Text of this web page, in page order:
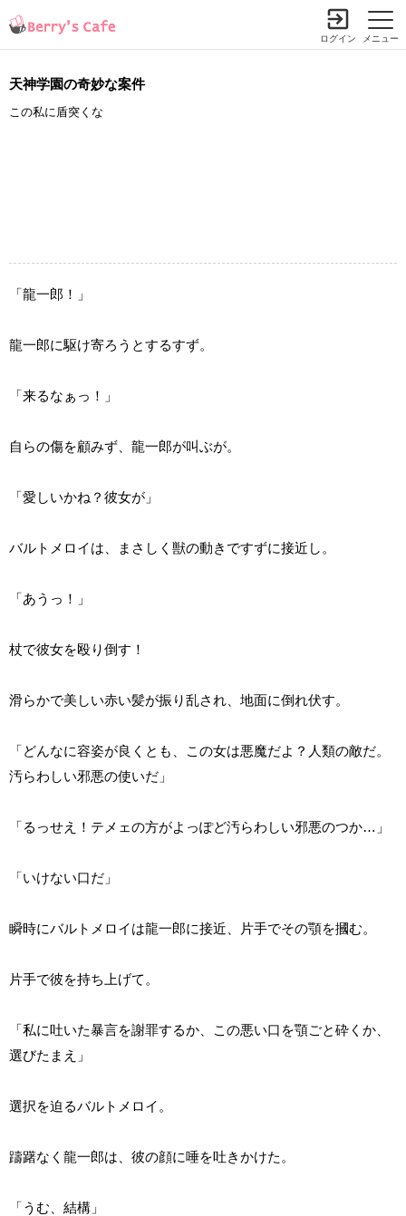
メニュー
ログイン
天神学園の奇妙な案件
この私に盾突くな
「龍一郎！」
龍一郎に駆け寄ろうとするすず。
「来るなぁっ！」
自らの傷を顧みず、龍一郎が叫ぶが。
「愛しいかね？彼女が」
バルトメロイは、まさしく獣の動きですずに接近し。
「あうっ！」
杖で彼女を殴り倒す！
滑らかで美しい赤い髪が振り乱され、地面に倒れ伏す。
「どんなに容姿が良くとも、この女は悪魔だよ？人類の敵だ。
汚らわしい邪悪の使いだ」
「るっせえ！テメェの方がよっぽど汚らわしい邪悪のつか…」
「いけない口だ」
瞬時にバルトメロイは龍一郎に接近、片手でその顎を摑む。
片手で彼を持ち上げて。
「私に吐いた暴言を謝罪するか、この悪い口を顎ごと砕くか、
選びたまえ」
選択を迫るバルトメロイ。
躊躇なく龍一郎は、彼の顔に唾を吐きかけた。
「うむ、結構」